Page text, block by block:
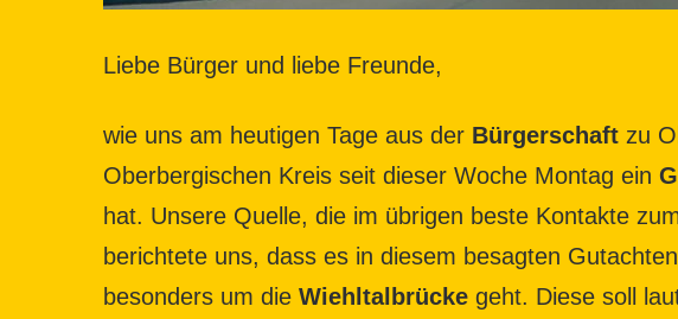
Liebe Bürger und liebe Freunde,
wie uns am heutigen Tage aus der Bürgerschaft zu
Oberbergischen Kreis seit dieser Woche Montag ein
hat. Unsere Quelle, die im übrigen beste Kontakte
berichtete uns, dass es in diesem besagten
besonders um die Wiehltalbrücke geht. Diese soll